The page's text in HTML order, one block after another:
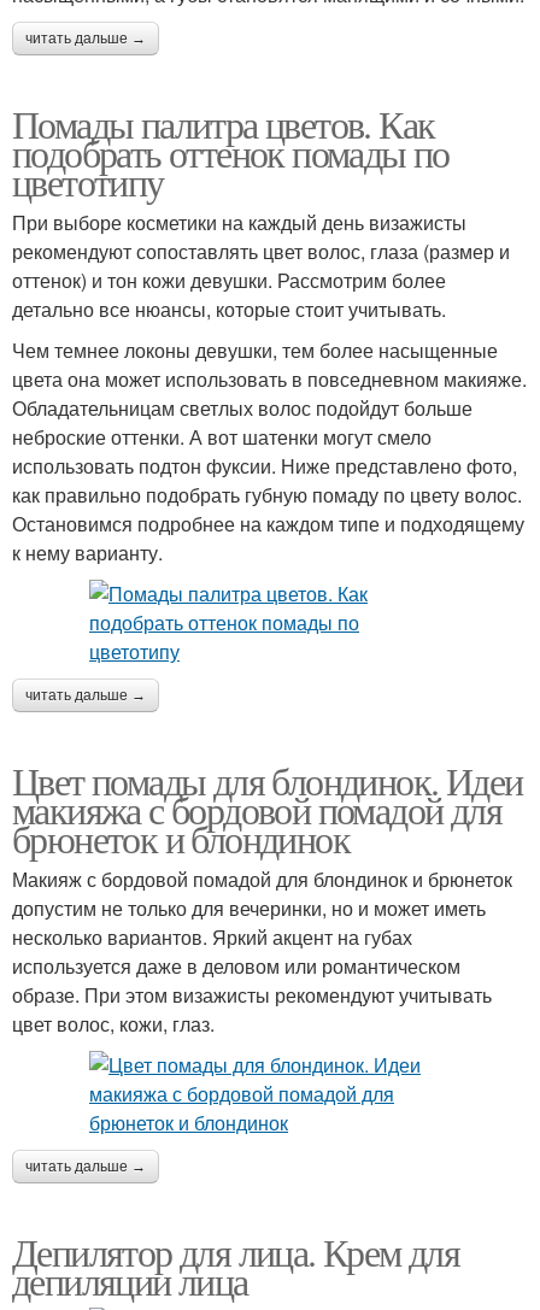
читать дальше →
Помады палитра цветов. Как
подобрать оттенок помады по
цветотипу
При выборе косметики на каждый день визажисты
рекомендуют сопоставлять цвет волос, глаза (размер и
оттенок) и тон кожи девушки. Рассмотрим более
детально все нюансы, которые стоит учитывать.
Чем темнее локоны девушки, тем более насыщенные
цвета она может использовать в повседневном макияже.
Обладательницам светлых волос подойдут больше
неброские оттенки. А вот шатенки могут смело
использовать подтон фуксии. Ниже представлено фото,
как правильно подобрать губную помаду по цвету волос.
Остановимся подробнее на каждом типе и подходящему
к нему варианту.
читать дальше →
Цвет помады для блондинок. Идеи
макияжа с бордовой помадой для
брюнеток и блондинок
Макияж с бордовой помадой для блондинок и брюнеток
допустим не только для вечеринки, но и может иметь
несколько вариантов. Яркий акцент на губах
используется даже в деловом или романтическом
образе. При этом визажисты рекомендуют учитывать
цвет волос, кожи, глаз.
читать дальше →
Депилятор для лица. Крем для
депиляции лица